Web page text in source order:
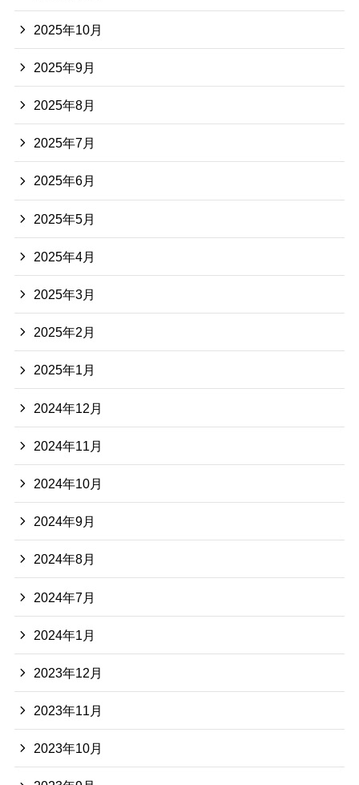
2025年10月
2025年9月
2025年8月
2025年7月
2025年6月
2025年5月
2025年4月
2025年3月
2025年2月
2025年1月
2024年12月
2024年11月
2024年10月
2024年9月
2024年8月
2024年7月
2024年1月
2023年12月
2023年11月
2023年10月